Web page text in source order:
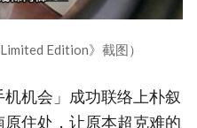
Edition》截图）
机会」成功联络上朴叙
住处，让原本超克难的